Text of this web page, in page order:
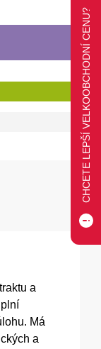
a
Má
a
CHCETE LEPŠÍ VELKOOBCHODNÍ CENU?